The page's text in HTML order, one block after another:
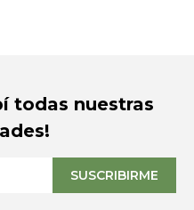
todas nuestras
SUSCRIBIRME